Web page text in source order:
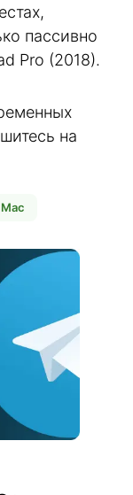
пассивно
Pro (2018).
на